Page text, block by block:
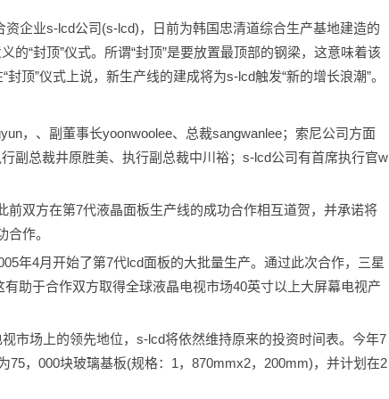
企业s-lcd公司(s-lcd)，日前为韩国忠清道综合生产基地建造的
的“封顶”仪式。所谓“封顶”是要放置最顶部的钢梁，这意味着该
顶”仪式上说，新生产线的建成将为s-lcd触发“新的增长浪潮”。
，、副董事长yoonwoolee、总裁sangwanlee；索尼公司方面
副总裁井原胜美、执行副总裁中川裕；s-lcd公司有首席执行官w
前双方在第7代液晶面板生产线的成功合作相互道贺，并承诺将
作。
年4月开始了第7代lcd面板的大批量生产。通过此次合作，三星
助于合作双方取得全球液晶电视市场40英寸以上大屏幕电视产
市场上的领先地位，s-lcd将依然维持原来的投资时间表。今年7
75，000块玻璃基板(规格：1，870mmx2，200mm)，并计划在2